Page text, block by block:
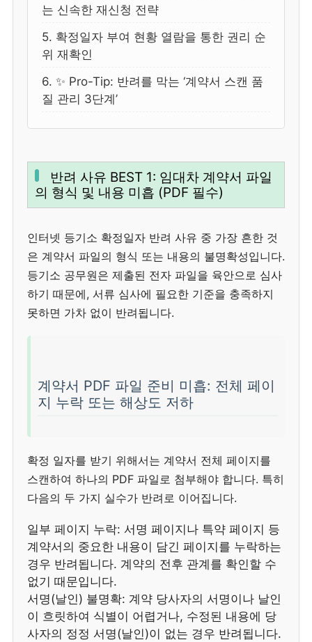
는 신속한 재신청 전략
5. 확정일자 부여 현황 열람을 통한 권리 순
위 재확인
6. ✨ Pro-Tip: 반려를 막는 ‘계약서 스캔 품
질 관리 3단계’
반려 사유 BEST 1: 임대차 계약서 파일
의 형식 및 내용 미흡 (PDF 필수)
인터넷 등기소 확정일자 반려 사유 중 가장 흔한 것
은 계약서 파일의 형식 또는 내용의 불명확성입니다.
등기소 공무원은 제출된 전자 파일을 육안으로 심사
하기 때문에, 서류 심사에 필요한 기준을 충족하지
못하면 가차 없이 반려됩니다.
계약서 PDF 파일 준비 미흡: 전체 페이
지 누락 또는 해상도 저하
확정 일자를 받기 위해서는 계약서 전체 페이지를
스캔하여 하나의 PDF 파일로 첨부해야 합니다. 특히
다음의 두 가지 실수가 반려로 이어집니다.
일부 페이지 누락: 서명 페이지나 특약 페이지 등
계약서의 중요한 내용이 담긴 페이지를 누락하는
경우 반려됩니다. 계약의 전후 관계를 확인할 수
없기 때문입니다.
서명(날인) 불명확: 계약 당사자의 서명이나 날인
이 흐릿하여 식별이 어렵거나, 수정된 내용에 당
사자의 정정 서명(날인)이 없는 경우 반려됩니다.